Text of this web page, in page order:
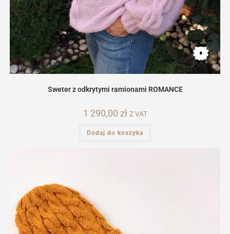
Sweter z odkrytymi ramionami ROMANCE
1 290,00 zł Z VAT
Dodaj do koszyka